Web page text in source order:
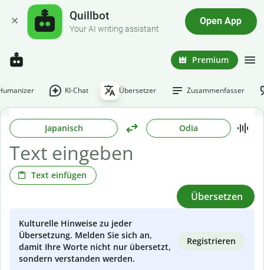
Quillbot
Your AI writing assistant
Open App
Premium
KI-Chat Übersetzer Zusammenfasser
Japanisch Odia
Text einfügen
Übersetzen
Kulturelle Hinweise zu jeder
Übersetzung. Melden Sie sich an,
damit Ihre Worte nicht nur übersetzt,
sondern verstanden werden.
Registrieren